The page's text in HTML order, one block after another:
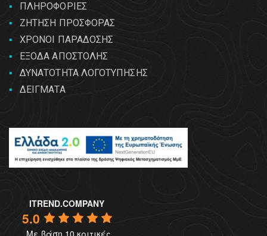
ΠΛΗΡΟΦΟΡΙΕΣ
ΖΗΤΗΣΗ ΠΡΟΣΦΟΡΑΣ
ΧΡΟΝΟΙ ΠΑΡΑΔΟΣΗΣ
ΕΞΟΔΑ ΑΠΟΣΤΟΛΗΣ
ΔΥΝΑΤΟΤΗΤΑ ΛΟΓΟΤΥΠΗΣΗΣ
ΔΕΙΓΜΑΤΑ
ITREND.COMPANY
5.0